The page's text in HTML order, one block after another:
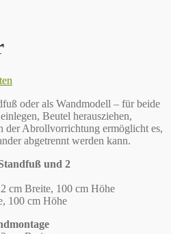
oder als Wandmodell – für beide
Beutel herausziehen,
der Abrollvorrichtung ermöglicht es,
abgetrennt werden kann.
und 2
cm Breite, 100 cm Höhe
100 cm Höhe